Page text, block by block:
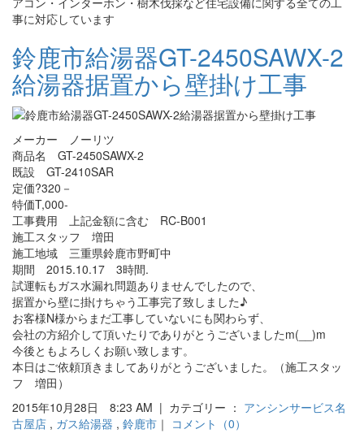
事に対応しています
鈴鹿市給湯器GT-2450SAWX-2
給湯器据置から壁掛け工事
メーカー ノーリツ
商品名 GT-2450SAWX-2
既設 GT-2410SAR
定価?320－
特価T,000-
工事費用 上記金額に含む RC-B001
施工スタッフ 増田
施工地域 三重県鈴鹿市野町中
期間 2015.10.17 3時間.
試運転もガス水漏れ問題ありませんでしたので、
据置から壁に掛けちゃう工事完了致しました♪
お客様N様からまだ工事していないにも関わらず、
会社の方紹介して頂いたりでありがとうございましたm(__)m
今後ともよろしくお願い致します。
本日はご依頼頂きましてありがとうございました。（施工スタッ
フ 増田）
2015年10月28日 8:23 AM | カテゴリー ： アンシンサービス名
古屋店 , ガス給湯器 , 鈴鹿市 ｜ コメント（0）